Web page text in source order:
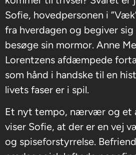
Sofie, hovedpersonen i
fra hverdagen og begiver
besøge sin mormor. Anne
Lorentzens afdæmpede
som hånd i handske til en
livets faser er i spil.
Et nyt tempo, nærvær og et
viser Sofie, at der er en vej
og spiseforstyrrelse.